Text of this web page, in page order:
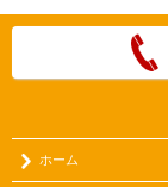
ホーム